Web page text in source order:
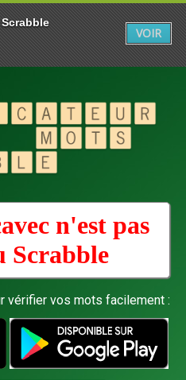
n'est pas
Scrabble
vérifier vos mots facilement :
VOIR